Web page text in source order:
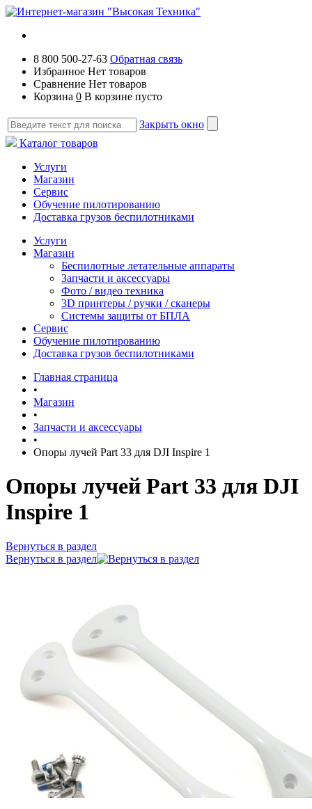
8 800 500-27-63 Обратная связь
Избранное Нет товаров
Сравнение Нет товаров
Корзина 0 В корзине пусто
Закрыть окно
Каталог товаров
Услуги
Магазин
Сервис
Обучение пилотированию
Доставка грузов беспилотниками
Услуги
Магазин
Беспилотные летательные аппараты
Запчасти и аксессуары
Фото / видео техника
3D принтеры / ручки / сканеры
Системы защиты от БПЛА
Сервис
Обучение пилотированию
Доставка грузов беспилотниками
Главная страница
•
Магазин
•
Запчасти и аксессуары
•
Опоры лучей Part 33 для DJI Inspire 1
Опоры лучей Part 33 для DJI
Inspire 1
Вернуться в раздел
Вернуться в раздел